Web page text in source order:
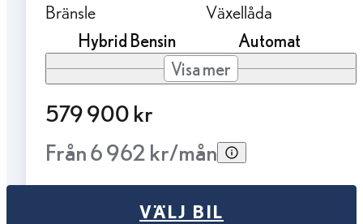
Bränsle
Hybrid Bensin
Växellåda
Automat
Visa mer
579 900 kr
Från 6 962 kr/mån
VÄLJ BIL